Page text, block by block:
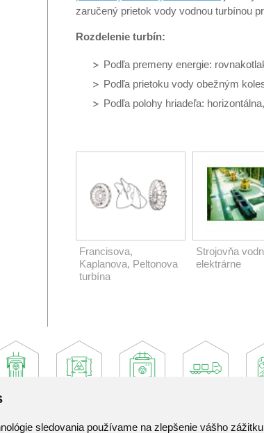
sledovania používame na zlepšenie vášho
zaručený prietok vody vodnou turbínou
Rozdelenie turbín:
Podľa premeny energie:
Podľa prietoku vody obežným
Podľa polohy hriadeľa:
Francisova,
Kaplanova, Peltonova
turbína
Strojovňa
elektrárne